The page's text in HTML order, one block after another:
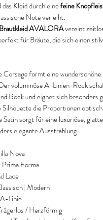
Kleid durch einefeine
Note verleiht.
AVALORAvereint
für Bräute, die sich einen
formt eine wunderschöne
voluminöse A-Linien-Rock
Rock und eignet sich
Silhouette die Proportionen
Satin sorgt für eine luxuriöse,
elegante Ausstrahlung.
Nova
Prima Forma
Lace
| Modern
A-Linie
/ Herzförmig